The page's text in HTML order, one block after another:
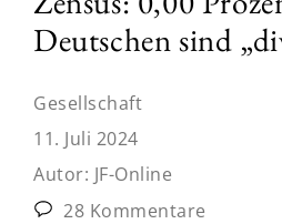
Deutschen sind
Gesellschaft
11. Juli 2024
Autor: JF-Online
28 Kommentare